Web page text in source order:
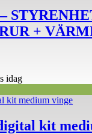
+
idag
kit